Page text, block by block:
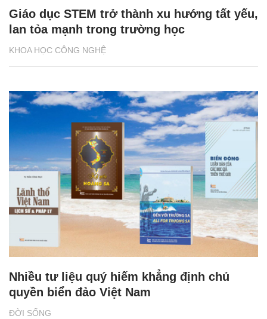
KHOA HỌC CÔNG NGHỆ
Giáo dục STEM trở thành xu hướng tất yếu,
lan tỏa mạnh trong trường học
ĐỜI SỐNG
Nhiều tư liệu quý hiếm khẳng định chủ
quyền biển đảo Việt Nam